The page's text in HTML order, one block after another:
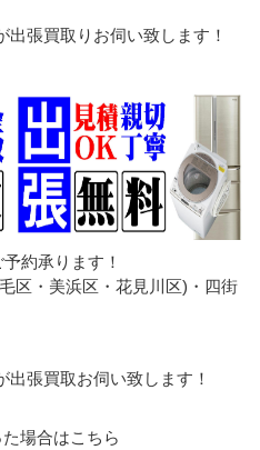
張買取りお伺い致します！
約承ります！
区・美浜区・花見川区)・四街
張買取お伺い致します！
場合はこちら